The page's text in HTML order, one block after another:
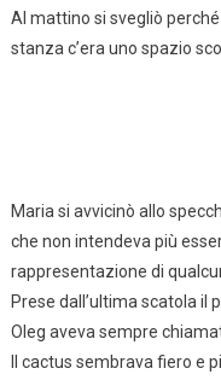
Al mattino si svegliò
stanza c’era uno spazio
Maria si avvicinò allo
che non intendeva più
rappresentazione di
Prese dall’ultima scatola il
Oleg aveva sempre
Il cactus sembrava fiero e